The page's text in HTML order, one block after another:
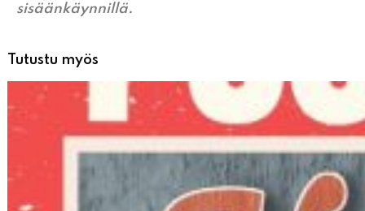
sisäänkäynnillä.
Tutustu myös